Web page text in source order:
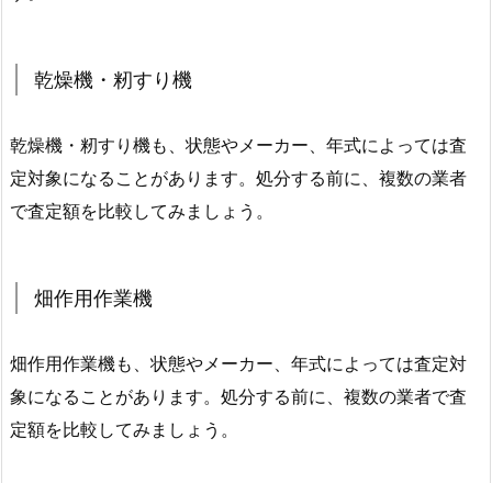
乾燥機・籾すり機
乾燥機・籾すり機も、状態やメーカー、年式によっては査
定対象になることがあります。処分する前に、複数の業者
で査定額を比較してみましょう。
畑作用作業機
畑作用作業機も、状態やメーカー、年式によっては査定対
象になることがあります。処分する前に、複数の業者で査
定額を比較してみましょう。